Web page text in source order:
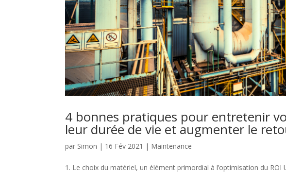
4 bonnes pratiques pour entretenir
leur durée de vie et augmenter le
par Simon | 16 Fév 2021 | Maintenance
1. Le choix du matériel, un élément primordial à l’optimisation du ROI